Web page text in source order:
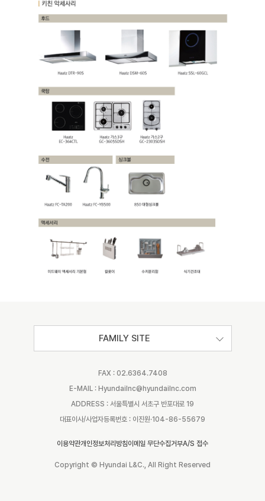
FAMILY SITE
FAX : 02.6364.7408
E-MAIL : Hyundailnc@hyundailnc.com
ADDRESS : 서울특별시 서초구 반포대로 19
대표이사/사업자등록번호 : 이진원·104-86-55679
이용약관개인정보처리방침이메일 무단수집거부A/S 접수
Copyright © Hyundai L&C., All Right Reserved